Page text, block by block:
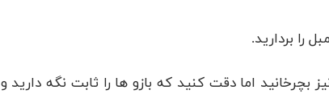
را بردارید.
بچرخانید اما دقت کنید که بازو ها را ثابت نگه دارید و